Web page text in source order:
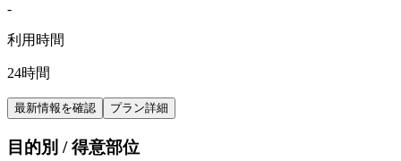
-
利用時間
24時間
最新情報を確認 プラン詳細
目的別 / 得意部位